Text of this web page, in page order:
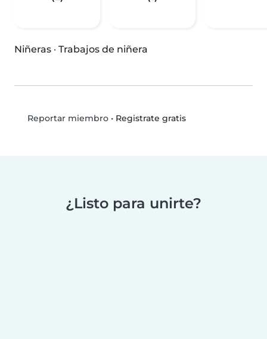
Niñeras · Trabajos de niñera
Reportar miembro• Registrate gratis
¿Listo para unirte?